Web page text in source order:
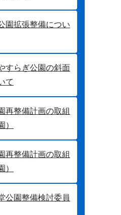
園拡張整備につい
すらぎ公園の斜面
て
再整備計画の取組
）
再整備計画の取組
）
公園整備検討委員